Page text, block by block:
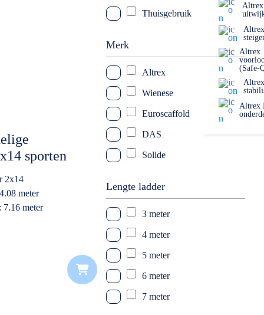
Altrex
Altrex
Altrex
(Safe-
Altrex
Altrex
sporten
2x14
meter
7.16 meter
Thuisgebruik
Merk
Altrex
Wienese
Euroscaffold
DAS
Solide
Lengte ladder
3 meter
4 meter
5 meter
6 meter
7 meter